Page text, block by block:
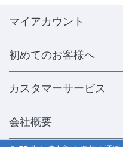
マイアカウント
初めてのお客様へ
カスタマーサービス
会社概要